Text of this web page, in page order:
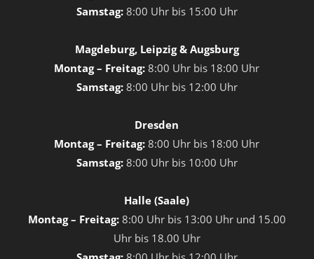
Samstag: 8:00 Uhr bis 15:00 Uhr
Magdeburg, Leipzig & Augsburg
Montag – Freitag:8:00 Uhr bis 18:00 Uhr
Samstag: 8:00 Uhr bis 12:00 Uhr
Dresden
Montag – Freitag:8:00 Uhr bis 18:00 Uhr
Samstag: 8:00 Uhr bis 10:00 Uhr
Halle (Saale)
Montag – Freitag: 8:00 Uhr bis 13:00 Uhr und 15.00
Uhr bis 18.00 Uhr